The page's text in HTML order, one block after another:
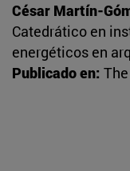
César Martín-
Catedrático en
energéticos en
Publicado en: